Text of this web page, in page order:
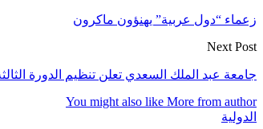
زعماء “دول عربية” يهنؤون ماكرون
Next Post
جامعة عبد الملك السعدي تعلن تنظيم الدورة
You might also like More from author
الدولية